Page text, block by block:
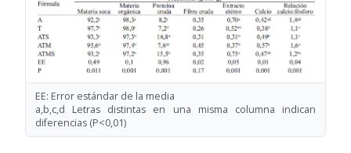
EE: Error estándar de la media
a,b,c,d Letras distintas en una misma columna indican
diferencias (P<0,01)